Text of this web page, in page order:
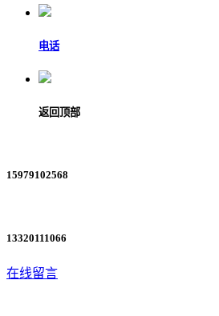
电话
返回顶部
15979102568
13320111066
在线留言